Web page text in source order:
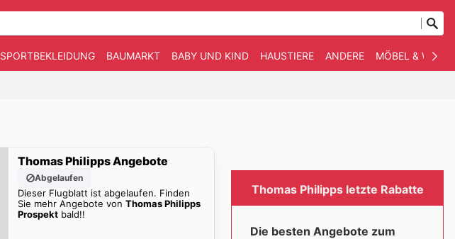
SPORTBEKLEIDUNG BAUMARKT BABY UND KIND HAUSTIERE ANDERE MÖBEL &
Thomas Philipps Angebote
Abgelaufen
Dieser Flugblatt ist abgelaufen. Finden
Sie mehr Angebote vonThomas Philipps
Prospekt bald!!
Thomas Philipps letzte Rabatte
Die besten Angebote zum